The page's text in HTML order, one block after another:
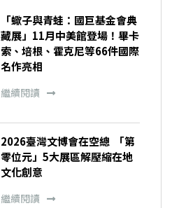
「蠍子與青蛙：國巨基金會典
藏展」11月中美館登場！畢卡
索、培根、霍克尼等66件國際
名作亮相
繼續閱讀
2026臺灣文博會在空總 「第
零位元」5大展區解壓縮在地
文化創意
繼續閱讀